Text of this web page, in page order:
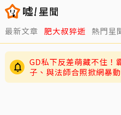
最新文章 肥大叔猝逝 熱門星
周渝民護女超狂！放話